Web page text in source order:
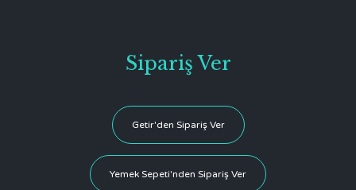
Sipariş Ver
Getir'den Sipariş Ver
Yemek Sepeti'nden Sipariş Ver